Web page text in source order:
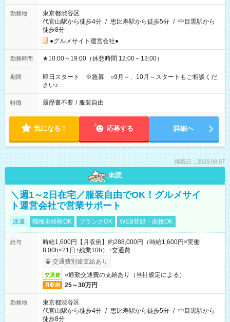
勤務地
東京都渋谷区
代官山駅から徒歩4分 / 恵比寿駅から徒歩5分 / 中目黒駅から
徒歩8分
●グルメサイト運営会社●
勤務時間 ★10:00～19:00（休憩時間 12:00～13:00）
期間
即日スタート ※急募 ○9月～、10月～スタートもご相談くだ
さい♪
特徴 履歴書不要 / 服装自由
気になる！ 応募する 詳細へ
掲載日：2026.08.07
未読
＼週1～2日在宅／服装自由でOK！グルメサイ
ト運営会社で営業サポート
派遣 職種未経験OK ブランクOK WEB登録・面接OK
給与
時給1,600円【月収例】約288,000円（時給1,600円×実働
8.00h×21日+残業10h）+交通費
交通費別途支給あり
交通費 ○通勤交通費の支給あり（当社規定による）
月収例 25～30万円
勤務地
東京都渋谷区
代官山駅から徒歩4分 / 恵比寿駅から徒歩5分 / 中目黒駅から
徒歩8分